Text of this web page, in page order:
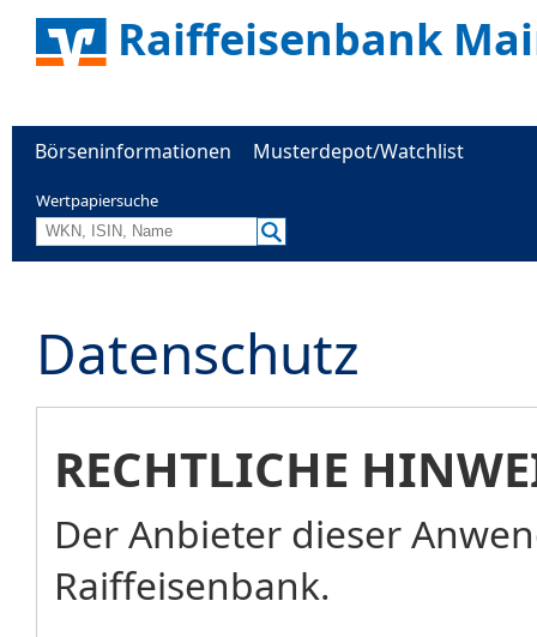
Raiffeisenbank
Börseninformationen Musterdepot/Watchlist
Wertpapiersuche
Datenschutz
RECHTLICHE
Der Anbieter dieser
Raiffeisenbank.